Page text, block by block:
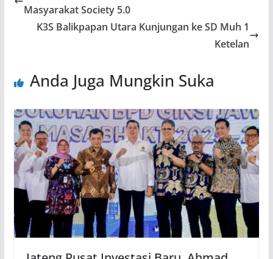
Masyarakat Society 5.0
K3S Balikpapan Utara Kunjungan ke SD Muh 1
Ketelan
Anda Juga Mungkin Suka